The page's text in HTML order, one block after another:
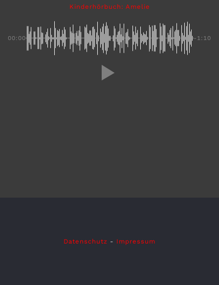
Kinderhörbuch: Amelie
00:00 -1:10
Datenschutz - Impressum